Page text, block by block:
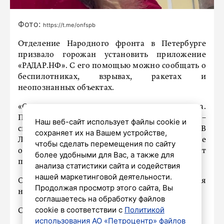
Фото: https://t.me/onfspb
Отделение Народного фронта в Петербурге
призвало горожан установить приложение
«РАДАР.НФ». С его помощью можно сообщать о
беспилотниках, взрывах, ракетах и
неопознанных объектах.
«Опасность стала реальна как никогда.
Помогите уберечь город от таких ситуаций –
скачайте приложение «РАДАР.НФ». В
Ленинградской области и Санкт-Петербурге
около 25 000 жителей уже используют
приложение», – сказано в сообщении.
Отмечается, что сигналы из приложения
незамедлительно передаются для обработки.
Скачать приложение можноздесь.
Наш веб-сайт использует файлы cookie и
сохраняет их на Вашем устройстве,
чтобы сделать перемещения по сайту
более удобными для Вас, а также для
анализа статистики сайта и содействия
нашей маркетинговой деятельности.
Продолжая просмотр этого сайта, Вы
соглашаетесь на обработку файлов
cookie в соответствии с Политикой
использования АО «Петроцентр» файлов